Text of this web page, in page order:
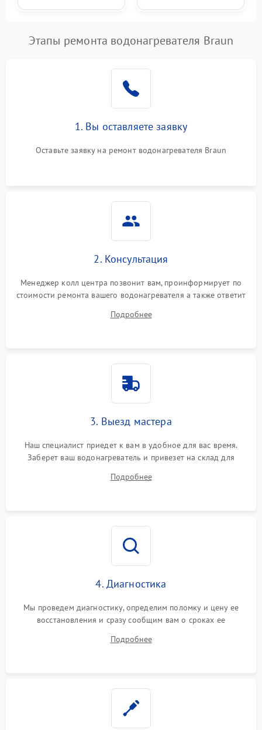
Этапы ремонта водонагревателя Braun
1. Вы оставляете заявку
Оставьте заявку на ремонт водонагревателя Braun
2. Консультация
Менеджер колл центра позвонит вам, проинформирует по
стоимости ремонта вашего водонагревателя а также ответит
Подробнее
3. Выезд мастера
Наш специалист приедет к вам в удобное для вас время.
Заберет ваш водонагреватель и привезет на склад для
Подробнее
4. Диагностика
Мы проведем диагностику, определим поломку и цену ее
восстановления и сразу сообщим вам о сроках ее
Подробнее